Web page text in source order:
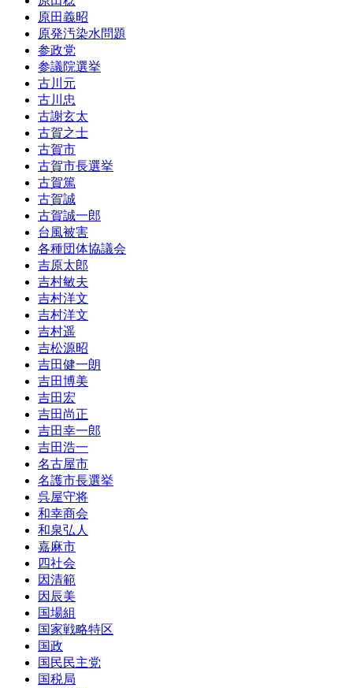
原田義昭
原発汚染水問題
参政党
参議院選挙
古川元
古川忠
古謝玄太
古賀之士
古賀市
古賀市長選挙
古賀篤
古賀誠
古賀誠一郎
台風被害
各種団体協議会
吉原太郎
吉村敏夫
吉村洋文
吉村洋文
吉村遥
吉松源昭
吉田健一朗
吉田博美
吉田宏
吉田尚正
吉田幸一郎
吉田浩一
名古屋市
名護市長選挙
呉屋守将
和幸商会
和泉弘人
嘉麻市
四社会
因清範
因辰美
国場組
国家戦略特区
国政
国民民主党
国税局